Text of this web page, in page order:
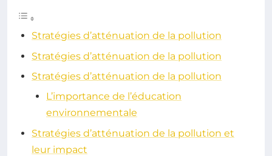
Stratégies d’atténuation de la pollution
Stratégies d’atténuation de la pollution
Stratégies d’atténuation de la pollution
L’importance de l’éducation
environnementale
Stratégies d’atténuation de la pollution et
leur impact